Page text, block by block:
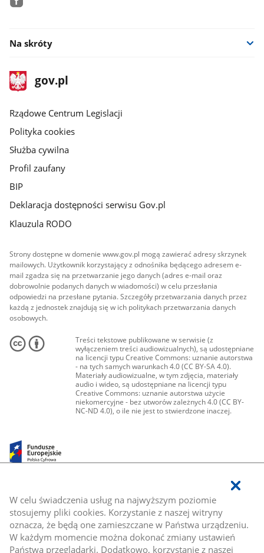
W celu świadczenia usług na najwyższym poziomie
stosujemy pliki cookies. Korzystanie z naszej witryny
oznacza, że będą one zamieszczane w Państwa urządzeniu.
W każdym momencie można dokonać zmiany ustawień
Państwa przeglądarki. Dodatkowo, korzystanie z naszej
Na skróty
stopka
gov.plStrona
gov.pl
Rządowe Centrum Legislacji
Polityka cookies
Służba cywilna
Profil zaufany
BIP
Deklaracja dostępności serwisu Gov.pl
Klauzula RODO
Strony dostępne w domenie www.gov.pl mogą zawierać adresy skrzynek
mailowych. Użytkownik korzystający z odnośnika będącego adresem e-
mail zgadza się na przetwarzanie jego danych (adres e-mail oraz
dobrowolnie podanych danych w wiadomości) w celu przesłania
odpowiedzi na przesłane pytania. Szczegóły przetwarzania danych przez
każdą z jednostek znajdują się w ich politykach przetwarzania danych
osobowych.
Treści tekstowe publikowane w serwisie (z
wyłączeniem treści audiowizualnych), są udostępniane
na licencji typu Creative Commons: uznanie autorstwa
- na tych samych warunkach 4.0 (CC BY-SA 4.0).
Materiały audiowizualne, w tym zdjęcia, materiały
audio i wideo, są udostępniane na licencji typu
Creative Commons: uznanie autorstwa użycie
niekomercyjne - bez utworów zależnych 4.0 (CC BY-
NC-ND 4.0), o ile nie jest to stwierdzone inaczej.